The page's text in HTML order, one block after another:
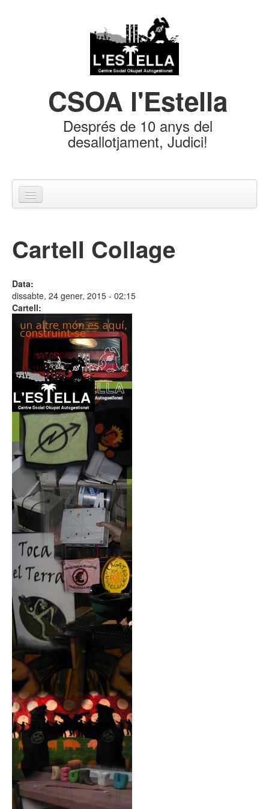
CSOA l'Estella
Després de 10 anys del
desallotjament, Judici!
Documents
Fotos
Recull de Premsa
Vídeos
Mapa Especulatiu
Web Antiga
Cartell Collage
Data:
dissabte, 24 gener, 2015 - 02:15
Cartell: